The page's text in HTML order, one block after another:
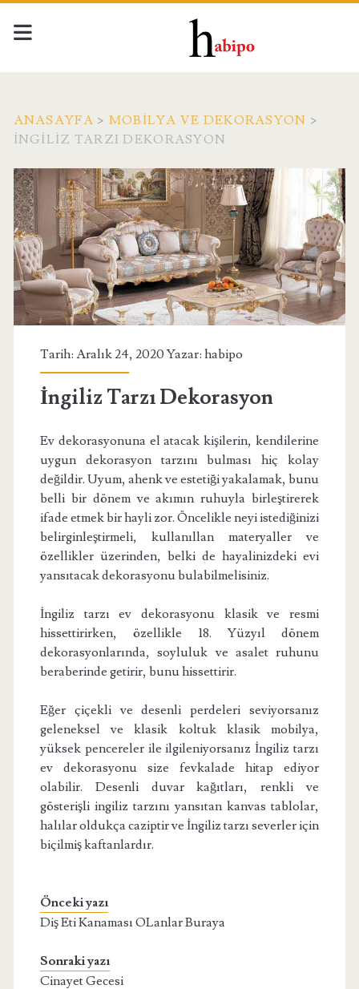
ANASAYFA > MOBILYA VE DEKORASYON >
İNGILIZ TARZI DEKORASYON
Tarih: Aralık 24, 2020 Yazar: habipo
İngiliz Tarzı Dekorasyon
Ev dekorasyonuna el atacak kişilerin, kendilerine
uygun dekorasyon tarzını bulması hiç kolay
değildir. Uyum, ahenk ve estetiği yakalamak, bunu
belli bir dönem ve akımın ruhuyla birleştirerek
ifade etmek bir hayli zor. Öncelikle neyi istediğinizi
belirginleştirmeli, kullanıllan materyaller ve
özellikler üzerinden, belki de hayalinizdeki evi
yansıtacak dekorasyonu bulabilmelisiniz.
İngiliz tarzı ev dekorasyonu klasik ve resmi
hissettirirken, özellikle 18. Yüzyıl dönem
dekorasyonlarında, soyluluk ve asalet ruhunu
beraberinde getirir, bunu hissettirir.
Eğer çiçekli ve desenli perdeleri seviyorsanız
geleneksel ve klasik koltuk klasik mobilya,
yüksek pencereler ile ilgileniyorsanız İngiliz tarzı
ev dekorasyonu size fevkalade hitap ediyor
olabilir. Desenli duvar kağıtları, renkli ve
gösterişli ingiliz tarzını yansıtan kanvas tablolar,
halılar oldukça caziptir ve İngiliz tarzı severler için
biçilmiş kaftanlardır.
Önceki yazı
Diş Eti Kanaması OLanlar Buraya
Sonraki yazı
Cinayet Gecesi